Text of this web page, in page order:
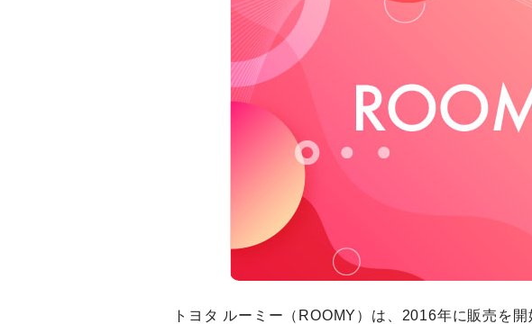
トヨタ ルーミー（ROOMY）は、2016年に販売を